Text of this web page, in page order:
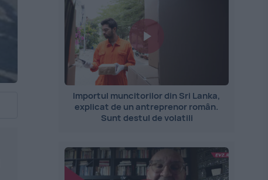
Importul muncitorilor din Sri Lanka,
explicat de un antreprenor român.
Sunt destul de volatili